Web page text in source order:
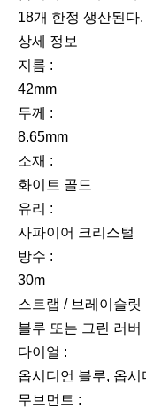
18개 한정 생산된다.
상세 정보
지름 :
42mm
두께 :
8.65mm
소재 :
화이트 골드
유리 :
사파이어 크리스털
방수 :
30m
스트랩 / 브레이슬릿
블루 또는 그린 러
다이얼 :
옵시디언 블루, 옵시
무브먼트 :